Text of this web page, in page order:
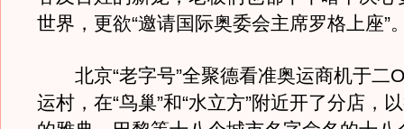
世界，更欲“邀请国际奥委会主席罗格上座”
北京“老字号”全聚德看准奥运商机于二
运村，在“鸟巢”和“水立方”附近开了分店，